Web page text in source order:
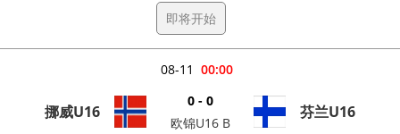
即将开始
00:00
08-11
挪威U16
0 - 0
欧锦U16 B
芬兰U16